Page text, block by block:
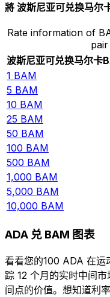
將 波斯尼亚可兑换马尔
Rate information of
pair
波斯尼亚可兑换马尔卡
1 BAM
5 BAM
10 BAM
25 BAM
50 BAM
100 BAM
500 BAM
1,000 BAM
5,000 BAM
10,000 BAM
ADA 兑 BAM 图表
看看您的100 ADA 在
踪 12 个月的实时中间
间点的价值。想知道利